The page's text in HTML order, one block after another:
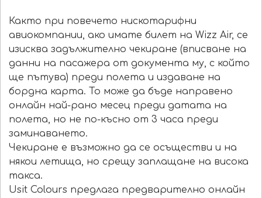
Както при повечето нискотарифни
авиокомпании, ако имате билет на Wizz Air, се
изисква задължително чекиране (вписване на
данни на пасажера от документа му, с който
ще пътува) преди полета и издаване на
бордна карта. То може да бъде направено
онлайн най-рано месец преди датата на
полета, но не по-късно от 3 часа преди
заминаването.
Чекиране е възможно да се осъществи и на
някои летища, но срещу заплащане на висока
такса.
Usit Colours предлага предварително онлайн